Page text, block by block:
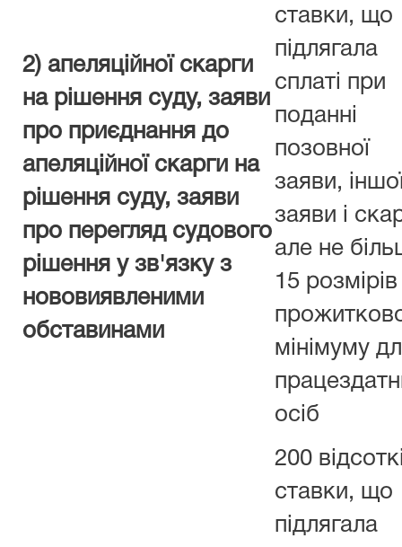
2) апеляційної скарги
на рішення суду, заяви
про приєднання до
апеляційної скарги на
рішення суду, заяви
про перегляд судового
рішення у зв'язку з
нововиявленими
обставинами
ставки, що
підлягала
сплаті при
поданні
позовної
заяви,
заяви і
але не
15 розмірів
мінімуму
осіб
200
ставки, що
підлягала